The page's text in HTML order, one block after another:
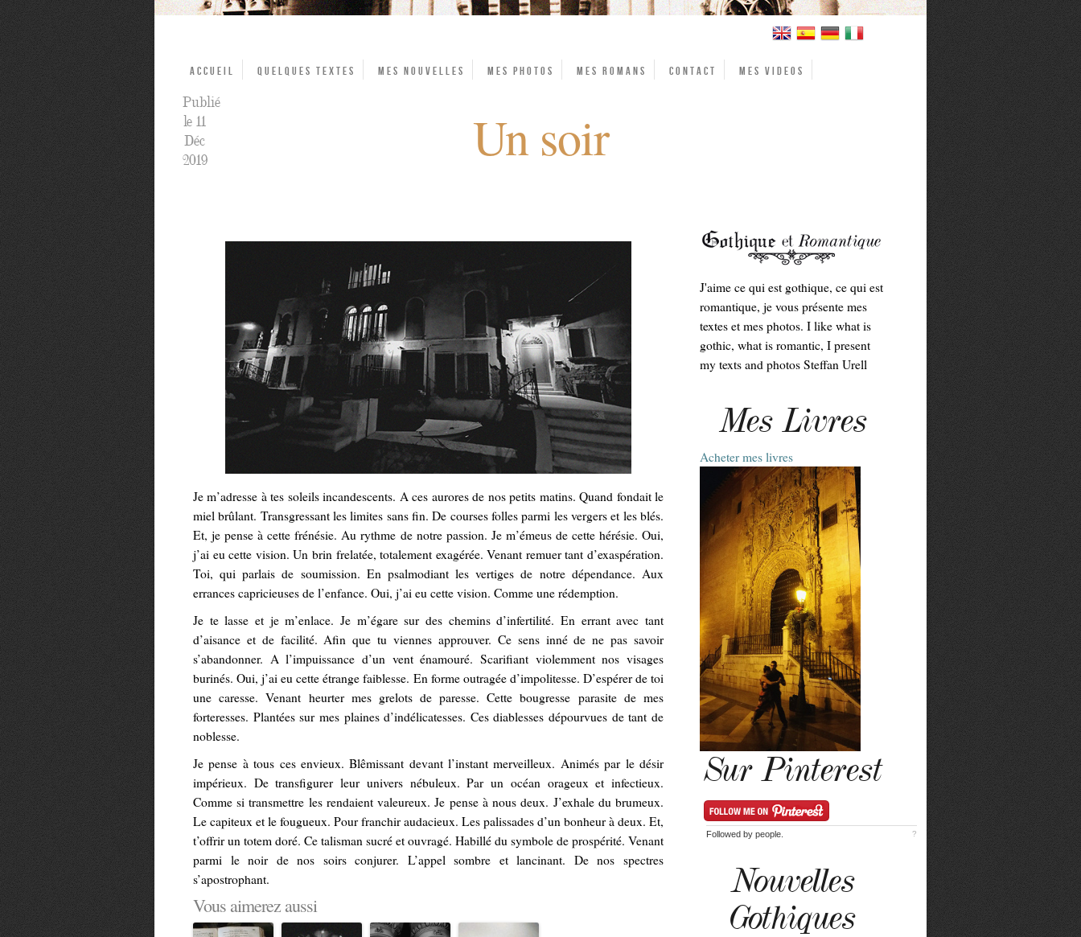
Accueil Quelques textes Mes Nouvelles Mes photos Mes Romans Contact Mes videos
Un soir
Publié
le 11
Déc
2019
Je m’adresse à tes soleils incandescents. A ces aurores de nos petits matins. Quand fondait le
miel brûlant. Transgressant les limites sans fin. De courses folles parmi les vergers et les blés.
Et, je pense à cette frénésie. Au rythme de notre passion. Je m’émeus de cette hérésie. Oui,
j’ai eu cette vision. Un brin frelatée, totalement exagérée. Venant remuer tant d’exaspération.
Toi, qui parlais de soumission. En psalmodiant les vertiges de notre dépendance. Aux
errances capricieuses de l’enfance. Oui, j’ai eu cette vision. Comme une rédemption.
Je te lasse et je m’enlace. Je m’égare sur des chemins d’infertilité. En errant avec tant
d’aisance et de facilité. Afin que tu viennes approuver. Ce sens inné de ne pas savoir
s’abandonner. A l’impuissance d’un vent énamouré. Scarifiant violemment nos visages
burinés. Oui, j’ai eu cette étrange faiblesse. En forme outragée d’impolitesse. D’espérer de toi
une caresse. Venant heurter mes grelots de paresse. Cette bougresse parasite de mes
forteresses. Plantées sur mes plaines d’indélicatesses. Ces diablesses dépourvues de tant de
noblesse.
Je pense à tous ces envieux. Blêmissant devant l’instant merveilleux. Animés par le désir
impérieux. De transfigurer leur univers nébuleux. Par un océan orageux et infectieux.
Comme si transmettre les rendaient valeureux. Je pense à nous deux. J’exhale du brumeux.
Le capiteux et le fougueux. Pour franchir audacieux. Les palissades d’un bonheur à deux. Et,
t’offrir un totem doré. Ce talisman sucré et ouvragé. Habillé du symbole de prospérité. Venant
parmi le noir de nos soirs conjurer. L’appel sombre et lancinant. De nos spectres
s’apostrophant.
Vous aimerez aussi
J'aime ce qui est gothique, ce qui est
romantique, je vous présente mes
textes et mes photos. I like what is
gothic, what is romantic, I present
my texts and photos Steffan Urell
Mes Livres
Acheter mes livres
Sur Pinterest
Followed by people. ?
Nouvelles
Gothiques